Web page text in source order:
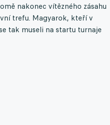
nakonec vítězného zásahu
trefu. Magyarok, kteří v
tak museli na startu turnaje